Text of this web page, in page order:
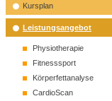
Kursplan
Leistungsangebot
Physiotherapie
Fitnesssport
Körperfettanalyse
CardioScan